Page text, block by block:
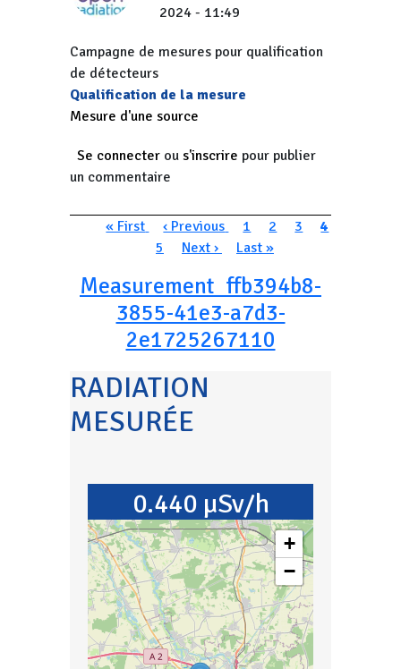
2024 - 11:49
Campagne de mesures pour qualification
de détecteurs
Qualification de la mesure
Mesure d'une source
Se connecter ou s'inscrire pour publier
un commentaire
Pagination
Première page
« First Page précédente
‹ Previous Page
1 Page
2 Page
3 Page
4
Page
5 Page suivante
Next › Dernière page
Last »
Measurement_ffb394b8-
3855-41e3-a7d3-
2e1725267110
RADIATION
MESURÉE
0.440 µSv/h
+
−